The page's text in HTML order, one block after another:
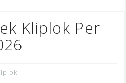
Kliplok Per